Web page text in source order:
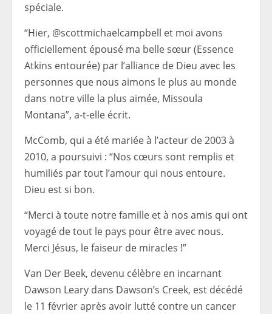
spéciale.
“Hier, @scottmichaelcampbell et moi avons
officiellement épousé ma belle sœur (Essence
Atkins entourée) par l’alliance de Dieu avec les
personnes que nous aimons le plus au monde
dans notre ville la plus aimée, Missoula
Montana”, a-t-elle écrit.
McComb, qui a été mariée à l’acteur de 2003 à
2010, a poursuivi : “Nos cœurs sont remplis et
humiliés par tout l’amour qui nous entoure.
Dieu est si bon.
“Merci à toute notre famille et à nos amis qui ont
voyagé de tout le pays pour être avec nous.
Merci Jésus, le faiseur de miracles !”
Van Der Beek, devenu célèbre en incarnant
Dawson Leary dans Dawson’s Creek, est décédé
le 11 février après avoir lutté contre un cancer